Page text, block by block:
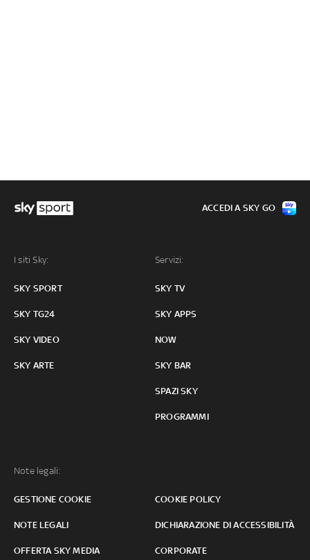
I siti Sky:
SKY SPORT
SKY TG24
SKY VIDEO
SKY ARTE
Servizi:
SKY TV
SKY APPS
NOW
SKY BAR
SPAZI SKY
PROGRAMMI
Note legali:
GESTIONE COOKIE COOKIE POLICY
NOTE LEGALI DICHIARAZIONE DI ACCESSIBILITÀ
OFFERTA SKY MEDIA CORPORATE
ACCEDI A SKY GO